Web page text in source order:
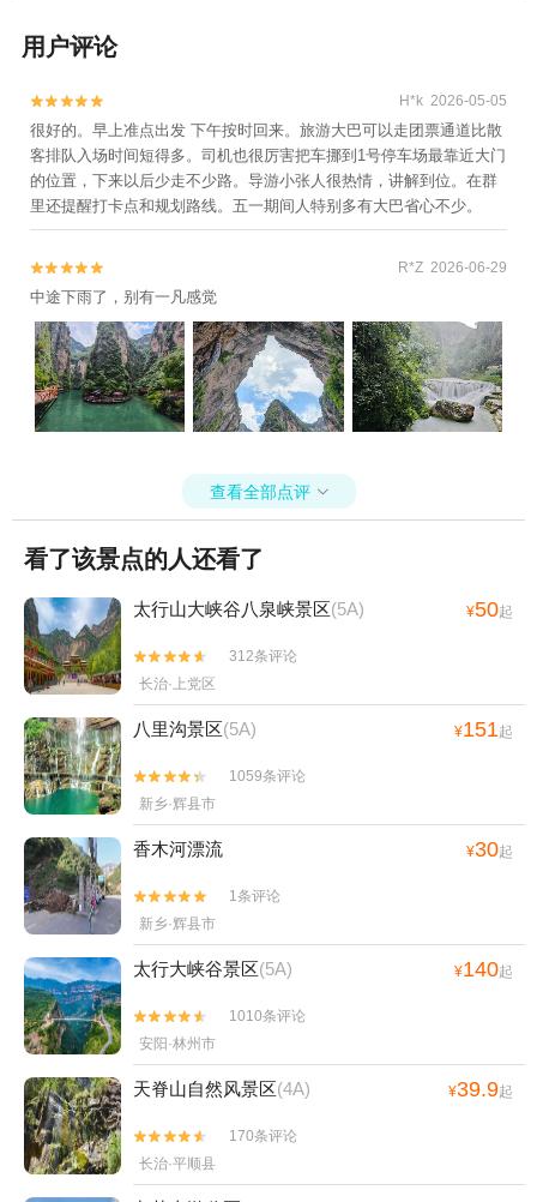
用户评论

 H*k 2026-05-05
很好的。早上准点出发 下午按时回来。旅游大巴可以走团票通道比散
客排队入场时间短得多。司机也很厉害把车挪到1号停车场最靠近大门
的位置，下来以后少走不少路。导游小张人很热情，讲解到位。在群
里还提醒打卡点和规划路线。五一期间人特别多有大巴省心不少。

 R*Z 2026-06-29
中途下雨了，别有一凡感觉
查看全部点评 
看了该景点的人还看了
太行山大峡谷八泉峡景区(5A) ¥50起


312条评论
长治·上党区
八里沟景区(5A) ¥151起


1059条评论
新乡·辉县市
香木河漂流 ¥30起


1条评论
新乡·辉县市
太行大峡谷景区(5A) ¥140起


1010条评论
安阳·林州市
天脊山自然风景区(4A) ¥39.9起


170条评论
长治·平顺县